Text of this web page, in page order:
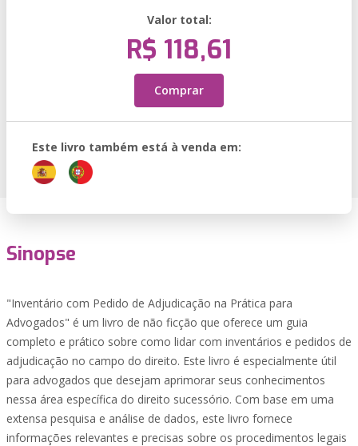
Valor total:
R$ 118,61
Comprar
Este livro também está à venda em:
Sinopse
"Inventário com Pedido de Adjudicação na Prática para
Advogados" é um livro de não ficção que oferece um guia
completo e prático sobre como lidar com inventários e pedidos de
adjudicação no campo do direito. Este livro é especialmente útil
para advogados que desejam aprimorar seus conhecimentos
nessa área específica do direito sucessório. Com base em uma
extensa pesquisa e análise de dados, este livro fornece
informações relevantes e precisas sobre os procedimentos legais